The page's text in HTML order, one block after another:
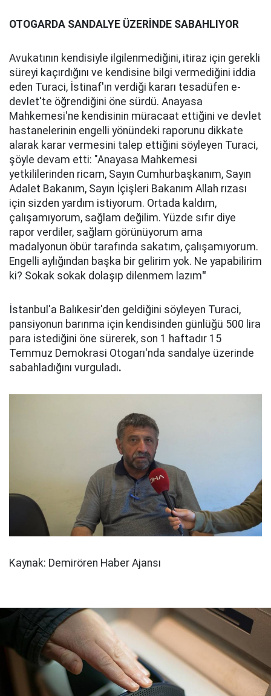
OTOGARDA SANDALYE ÜZERİNDE SABAHLIYOR
Avukatının kendisiyle ilgilenmediğini, itiraz için gerekli
süreyi kaçırdığını ve kendisine bilgi vermediğini iddia
eden Turaci, İstinaf'ın verdiği kararı tesadüfen e-
devlet'te öğrendiğini öne sürdü. Anayasa
Mahkemesi'ne kendisinin müracaat ettiğini ve devlet
hastanelerinin engelli yönündeki raporunu dikkate
alarak karar vermesini talep ettiğini söyleyen Turaci,
şöyle devam etti: "Anayasa Mahkemesi
yetkililerinden ricam, Sayın Cumhurbaşkanım, Sayın
Adalet Bakanım, Sayın İçişleri Bakanım Allah rızası
için sizden yardım istiyorum. Ortada kaldım,
çalışamıyorum, sağlam değilim. Yüzde sıfır diye
rapor verdiler, sağlam görünüyorum ama
madalyonun öbür tarafında sakatım, çalışamıyorum.
Engelli aylığından başka bir gelirim yok. Ne yapabilirim
ki? Sokak sokak dolaşıp dilenmem lazım"
İstanbul'a Balıkesir'den geldiğini söyleyen Turaci,
pansiyonun barınma için kendisinden günlüğü 500 lira
para istediğini öne sürerek, son 1 haftadır 15
Temmuz Demokrasi Otogarı'nda sandalye üzerinde
sabahladığını vurguladı.
Kaynak: Demirören Haber Ajansı